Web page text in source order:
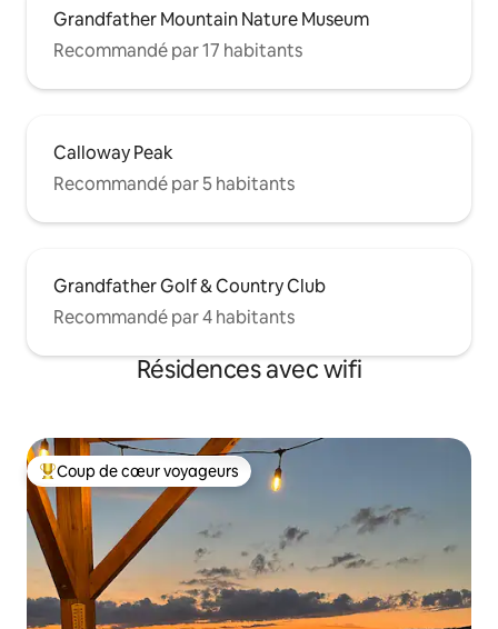
Grandfather Mountain Nature Museum
Recommandé par 17 habitants
Calloway Peak
Recommandé par 5 habitants
Grandfather Golf & Country Club
Recommandé par 4 habitants
Résidences avec wifi
Coups de cœur voyageurs les plus appréciés
Coup de cœur voyageurs